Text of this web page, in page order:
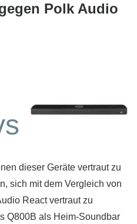
Polk Audio
dieser Geräte vertraut zu
sich mit dem Vergleich von
React vertraut zu
Q800B als Heim-Soundbar